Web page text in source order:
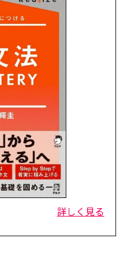
詳しく見る